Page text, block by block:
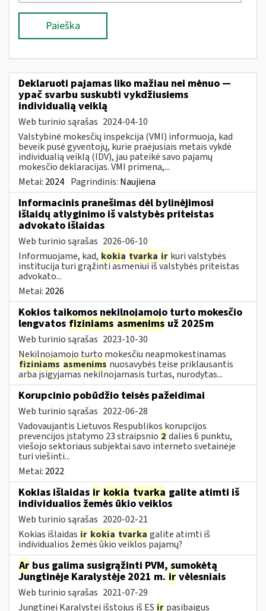
Paieška
Deklaruoti pajamas liko mažiau nei mėnuo —
ypač svarbu suskubti vykdžiusiems
individualią veiklą
Web turinio sąrašas 2024-04-10
Valstybinė mokesčių inspekcija (VMI) informuoja, kad
beveik pusė gyventojų, kurie praėjusiais metais vykdė
individualią veiklą (IDV), jau pateikė savo pajamų
mokesčio deklaracijas. VMI primena,...
Metai: 2024 Pagrindinis: Naujiena
Informacinis pranešimas dėl bylinėjimosi
išlaidų atlyginimo iš valstybės priteistas
advokato išlaidas
Web turinio sąrašas 2026-06-10
Informuojame, kad, kokia tvarka ir kuri valstybės
institucija turi grąžinti asmeniui iš valstybės priteistas
advokato...
Metai: 2026
Kokios taikomos nekilnojamojo turto mokesčio
lengvatos fiziniams asmenims už 2025m
Web turinio sąrašas 2023-10-30
Nekilnojamojo turto mokesčiu neapmokestinamas
fiziniams asmenims nuosavybės teise priklausantis
arba įsigyjamas nekilnojamasis turtas, nurodytas...
Korupcinio pobūdžio teisės pažeidimai
Web turinio sąrašas 2022-06-28
Vadovaujantis Lietuvos Respublikos korupcijos
prevencijos įstatymo 23 straipsnio 2 dalies 6 punktu,
viešojo sektoriaus subjektai savo interneto svetainėje
turi viešinti...
Metai: 2022
Kokias išlaidas ir kokia tvarka galite atimti iš
individualios žemės ūkio veiklos
Web turinio sąrašas 2020-02-21
Kokias išlaidas ir kokia tvarka galite atimti iš
individualios žemės ūkio veiklos pajamų?
Ar bus galima susigrąžinti PVM, sumokėtą
Jungtinėje Karalystėje 2021 m. ir vėlesniais
Web turinio sąrašas 2021-07-29
Jungtinei Karalystei išstojus iš ES ir pasibaigus